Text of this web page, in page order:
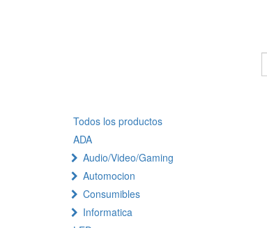
Todos los productos
ADA
Audio/Video/Gaming
Automocion
Consumibles
Informatica